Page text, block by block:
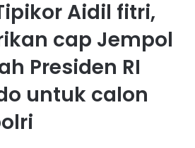
Aidil fitri,
cap Jempol
Presiden RI
untuk calon